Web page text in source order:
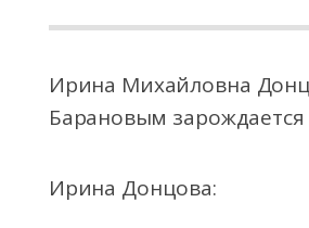
Ирина Михайловна
Барановым
Ирина Донцова: